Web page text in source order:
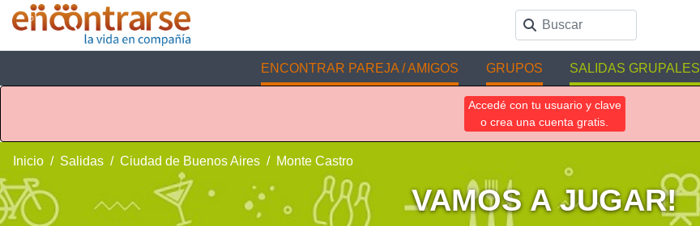
ENCONTRAR PAREJA / AMIGOS GRUPOS SALIDAS GRUPALES
Accedé con tu usuario y clave
o crea una cuenta gratis.
Inicio Salidas Ciudad de Buenos Aires Monte Castro
VAMOS A JUGAR!